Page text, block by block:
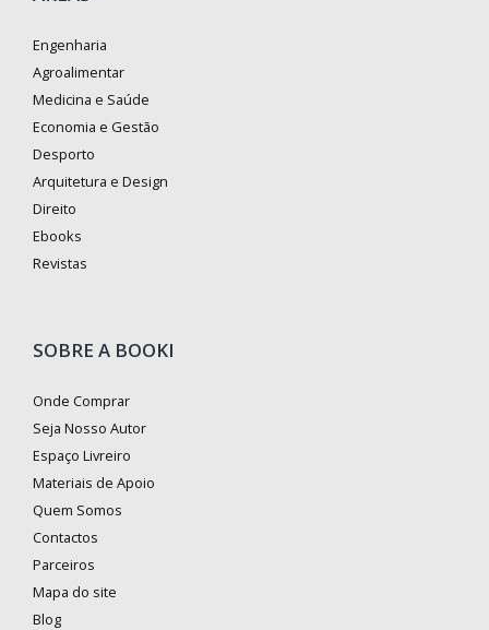
Engenharia
Agroalimentar
Medicina e Saúde
Economia e Gestão
Desporto
Arquitetura e Design
Direito
Ebooks
Revistas
SOBRE A BOOKI
Onde Comprar
Seja Nosso Autor
Espaço Livreiro
Materiais de Apoio
Quem Somos
Contactos
Parceiros
Mapa do site
Blog